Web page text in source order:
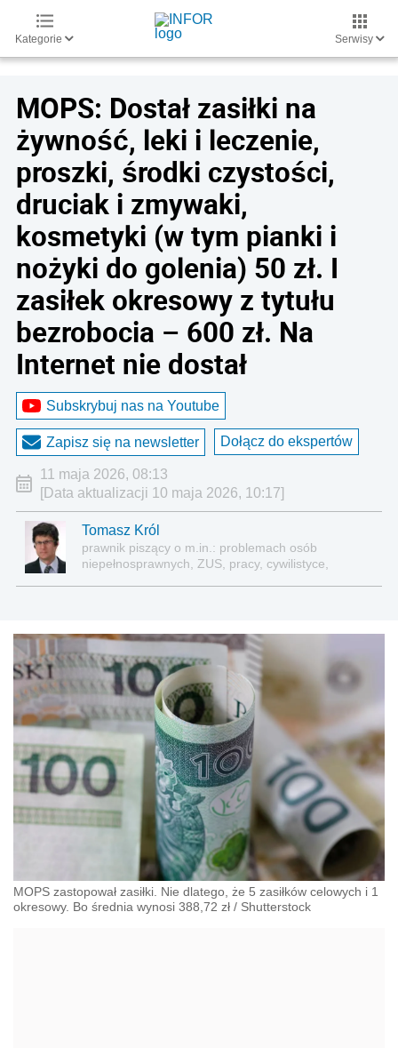
Kategorie Serwisy
MOPS: Dostał zasiłki na
żywność, leki i leczenie,
proszki, środki czystości,
druciak i zmywaki,
kosmetyki (w tym pianki i
nożyki do golenia) 50 zł. I
zasiłek okresowy z tytułu
bezrobocia – 600 zł. Na
Internet nie dostał
Subskrybuj nas na Youtube
Zapisz się na newsletter Dołącz do ekspertów
11 maja 2026, 08:13
[Data aktualizacji 10 maja 2026, 10:17]
Tomasz Król
prawnik piszący o m.in.: problemach osób
niepełnosprawnych, ZUS, pracy, cywilistyce,
MOPS zastopował zasiłki. Nie dlatego, że 5 zasiłków celowych i 1
okresowy. Bo średnia wynosi 388,72 zł / Shutterstock